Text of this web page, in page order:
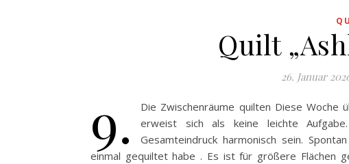
Quilt
26. Januar
9.
Die Zwischenräume quilten Diese Woche
erweist sich als keine leichte
Gesamteindruck harmonisch sein.
einmal gequiltet habe . Es ist für größere Flächen